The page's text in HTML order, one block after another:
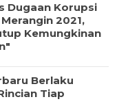
Dugaan Korupsi
2021,
Kemungkinan
Berlaku
Tiap